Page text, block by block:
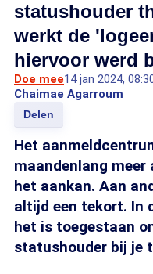
statushouder
werkt de
hiervoor werd
Doe mee14 jan 2024,
Chaimae Agarroum
Delen
Het
maandenlang meer
het aankan. Aan
altijd een tekort. In
het is toegestaan
statushouder bij je